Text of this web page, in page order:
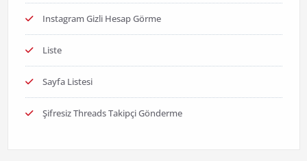
Instagram Gizli Hesap Görme
Liste
Sayfa Listesi
Şifresiz Threads Takipçi Gönderme